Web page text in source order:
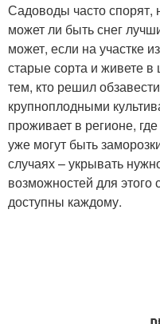
Садоводы часто спорят,
может ли быть снег
может, если на участке
старые сорта и живете в
тем, кто решил
крупноплодными
проживает в регионе,
уже могут быть
случаях – укрывать
возможностей для
доступны каждому.